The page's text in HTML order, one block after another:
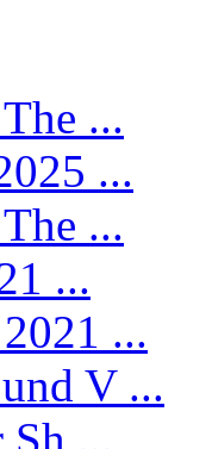
...
...
...
...
...
V ...